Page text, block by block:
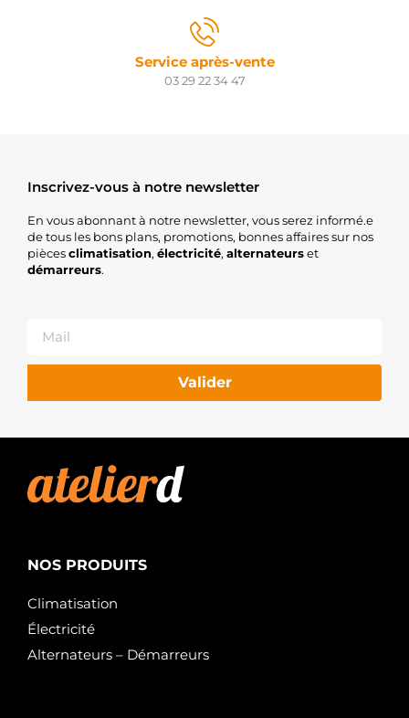
Service après-vente
03 29 22 34 47
Inscrivez-vous à notre newsletter
En vous abonnant à notre newsletter, vous serez informé.e
de tous les bons plans, promotions, bonnes affaires sur nos
piècesclimatisation, électricité, alternateurset
démarreurs.
Valider
NOS PRODUITS
Climatisation
Électricité
Alternateurs – Démarreurs